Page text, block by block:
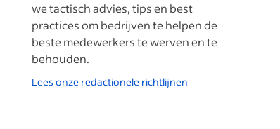
we tactisch advies, tips en best
practices om bedrijven te helpen de
beste medewerkers te werven en te
behouden.
Lees onze redactionele richtlijnen